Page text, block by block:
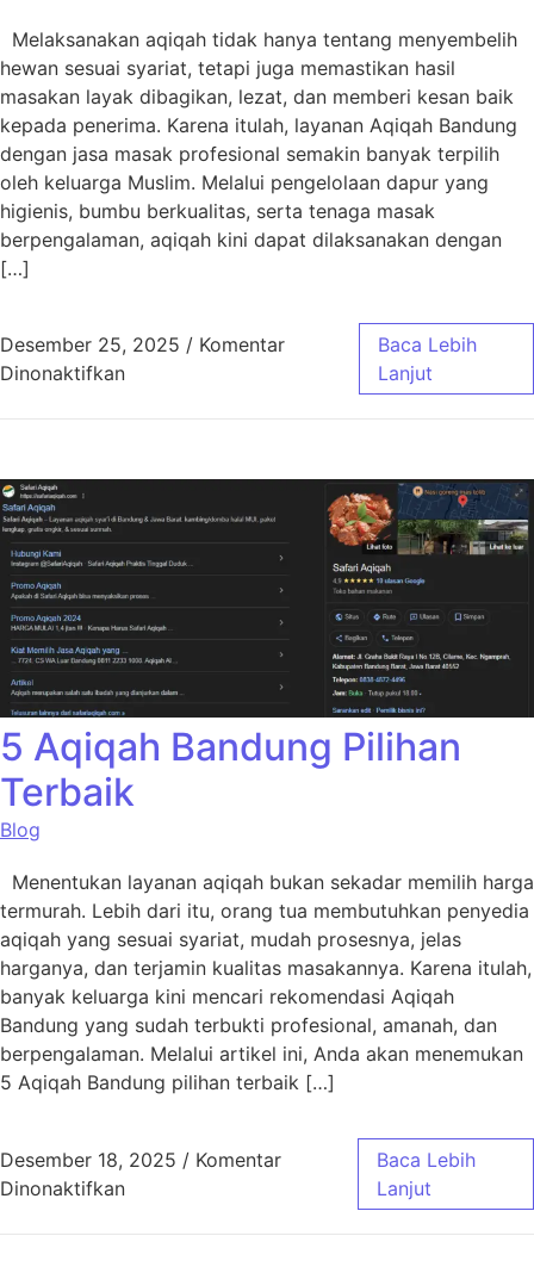
Melaksanakan aqiqah tidak hanya tentang menyembelih
hewan sesuai syariat, tetapi juga memastikan hasil
masakan layak dibagikan, lezat, dan memberi kesan baik
kepada penerima. Karena itulah, layanan Aqiqah Bandung
dengan jasa masak profesional semakin banyak terpilih
oleh keluarga Muslim. Melalui pengelolaan dapur yang
higienis, bumbu berkualitas, serta tenaga masak
berpengalaman, aqiqah kini dapat dilaksanakan dengan
[…]
Desember 25, 2025 / Komentar
Dinonaktifkanpada Aqiqah Bandung Jasa Masak
Baca Lebih
Lanjut
5 Aqiqah Bandung Pilihan
Terbaik
Blog
Menentukan layanan aqiqah bukan sekadar memilih harga
termurah. Lebih dari itu, orang tua membutuhkan penyedia
aqiqah yang sesuai syariat, mudah prosesnya, jelas
harganya, dan terjamin kualitas masakannya. Karena itulah,
banyak keluarga kini mencari rekomendasi Aqiqah
Bandung yang sudah terbukti profesional, amanah, dan
berpengalaman. Melalui artikel ini, Anda akan menemukan
5 Aqiqah Bandung pilihan terbaik […]
Desember 18, 2025 / Komentar
Dinonaktifkanpada 5 Aqiqah Bandung Pilihan Terbaik
Baca Lebih
Lanjut